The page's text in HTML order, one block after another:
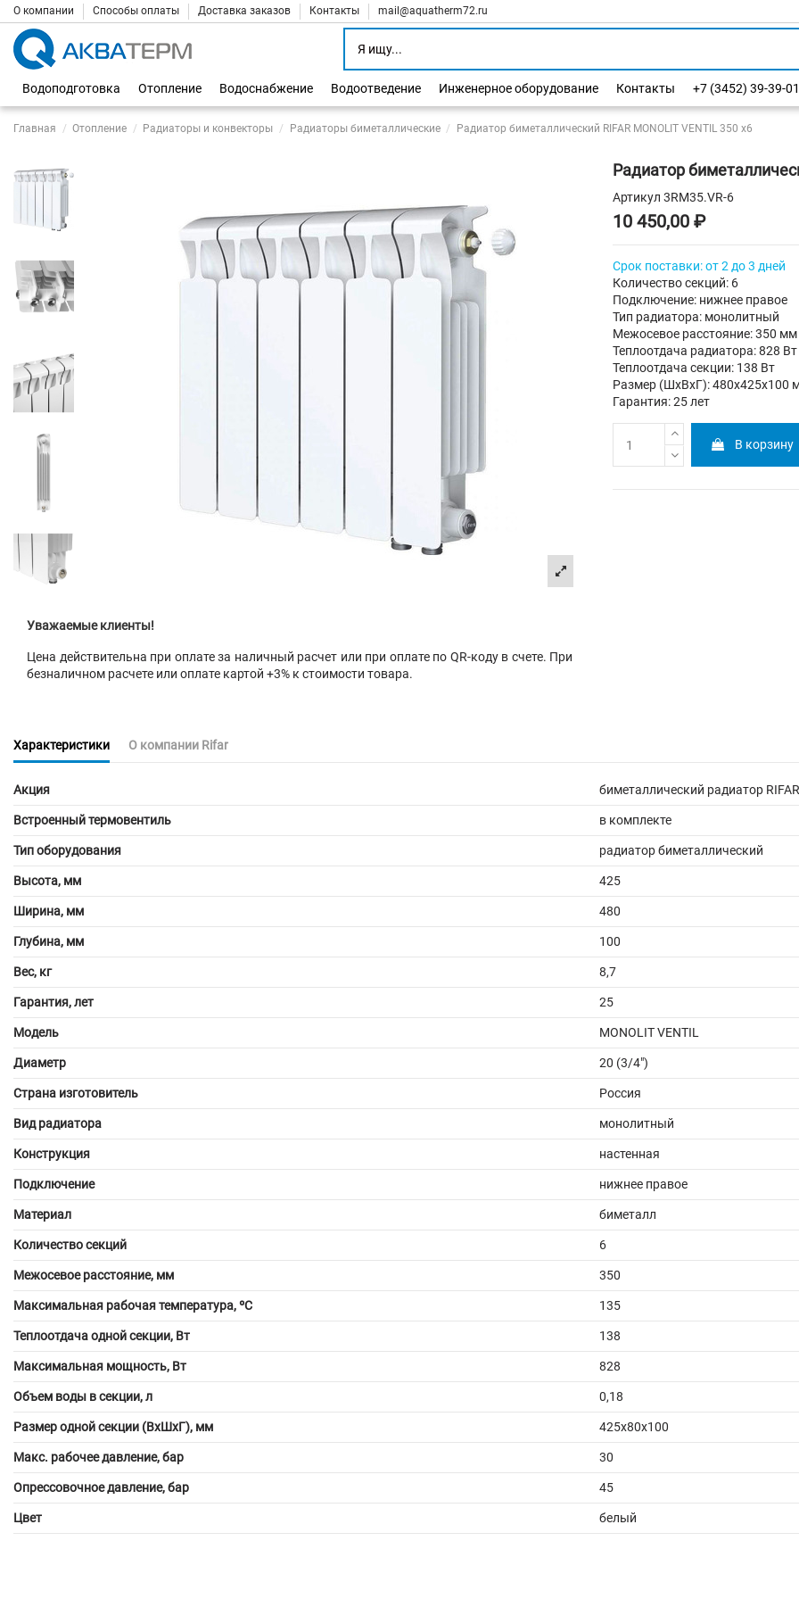
О компании Способы оплаты Доставка заказов Контакты mail@aquatherm72.ru
Водоподготовка Отопление Водоснабжение Водоотведение Инженерное оборудование Контакты +7 (3452) 39-39-01
Главная Отопление Радиаторы и конвекторы Радиаторы биметаллические Радиатор биметаллический RIFAR MONOLIT VENTIL 350 х6
Уважаемые клиенты!
Цена действительна при оплате за наличный расчет или при оплате по QR-коду в счете. При
безналичном расчете или оплате картой +3% к стоимости товара.
Радиатор
Артикул 3RM35.VR-6
10 450,00 ₽
Срок поставки: от 2 до 3 дней
Количество секций: 6
Подключение: нижнее правое
Тип радиатора: монолитный
Межосевое расстояние: 350 мм
Теплоотдача радиатора: 828 Вт
Теплоотдача секции: 138 Вт
Размер (ШхВхГ): 480х425х100
Гарантия: 25 лет
В корзину
Характеристики О компании Rifar
Акция биметаллический радиатор RIFAR
Встроенный термовентиль в комплекте
Тип оборудования радиатор биметаллический
Высота, мм 425
Ширина, мм 480
Глубина, мм 100
Вес, кг 8,7
Гарантия, лет 25
Модель MONOLIT VENTIL
Диаметр 20 (3/4")
Страна изготовитель Россия
Вид радиатора монолитный
Конструкция настенная
Подключение нижнее правое
Материал биметалл
Количество секций 6
Межосевое расстояние, мм 350
Максимальная рабочая температура, ºС 135
Теплоотдача одной секции, Вт 138
Максимальная мощность, Вт 828
Объем воды в секции, л 0,18
Размер одной секции (ВхШхГ), мм 425x80x100
Макс. рабочее давление, бар 30
Опрессовочное давление, бар 45
Цвет белый